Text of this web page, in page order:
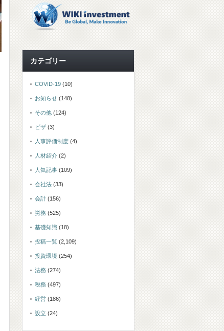
カテゴリー
COVID-19 (10)
お知らせ (148)
その他 (124)
ビザ (3)
人事評価制度 (4)
人材紹介 (2)
人気記事 (109)
会社法 (33)
会計 (156)
労務 (525)
基礎知識 (18)
投稿一覧 (2,109)
投資環境 (254)
法務 (274)
税務 (497)
経営 (186)
設立 (24)